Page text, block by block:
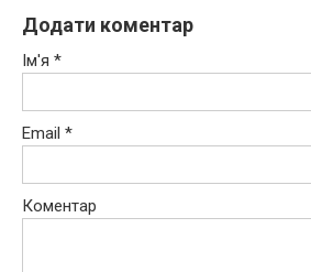
Додати коментар
Ім'я *
Email *
Коментар